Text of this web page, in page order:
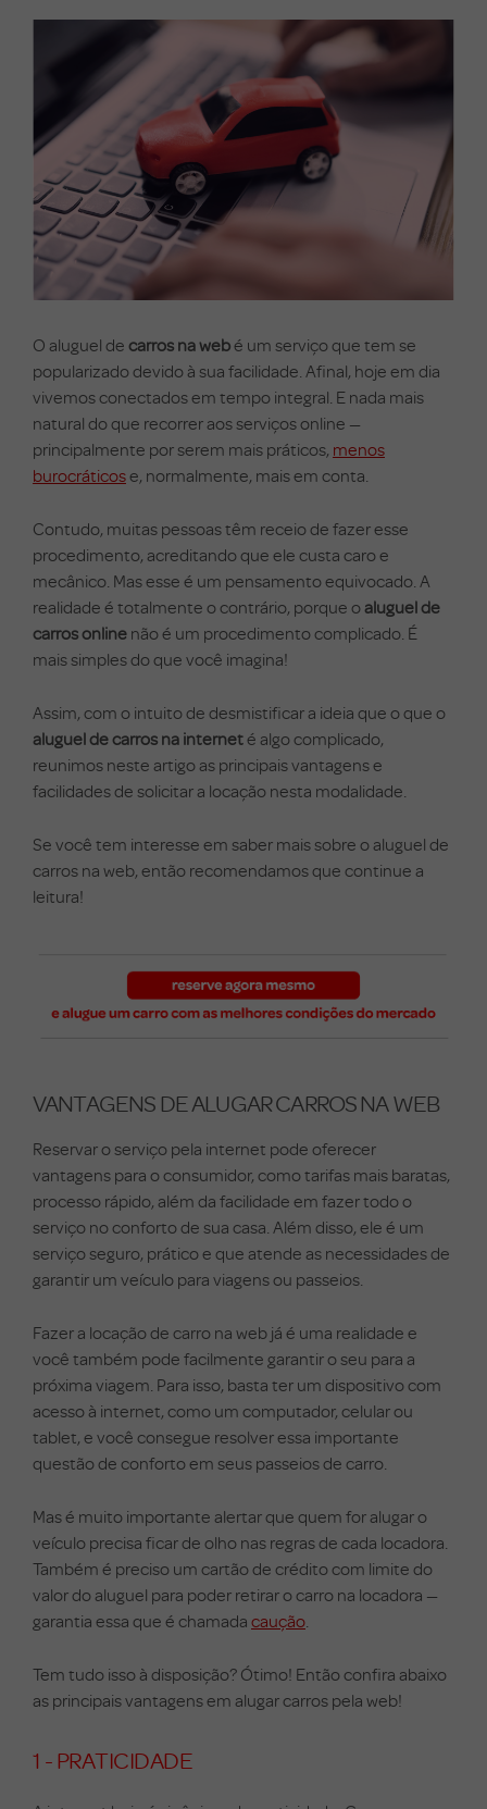
O aluguel de carros na webé um serviço que tem se
popularizado devido à sua facilidade. Afinal, hoje em dia
vivemos conectados em tempo integral. E nada mais
natural do que recorrer aos serviços online —
principalmente por serem mais práticos, menos
burocráticose, normalmente, mais em conta.
Contudo, muitas pessoas têm receio de fazer esse
procedimento, acreditando que ele custa caro e
mecânico. Mas esse é um pensamento equivocado. A
realidade é totalmente o contrário, porque o aluguel de
carros online não é um procedimento complicado. É
mais simples do que você imagina!
Assim, com o intuito de desmistificar a ideia que o que o
aluguel de carros na interneté algo complicado,
reunimos neste artigo as principais vantagens e
facilidades de solicitar a locação nesta modalidade.
Se você tem interesse em saber mais sobre o aluguel de
carros na web, então recomendamos que continue a
leitura!
VANTAGENS DE ALUGAR CARROS NA WEB
Reservar o serviço pela internet pode oferecer
vantagens para o consumidor, como tarifas mais baratas,
processo rápido, além da facilidade em fazer todo o
serviço no conforto de sua casa. Além disso, ele é um
serviço seguro, prático e que atende as necessidades de
garantir um veículo para viagens ou passeios.
Fazer a locação de carro na web já é uma realidade e
você também pode facilmente garantir o seu para a
próxima viagem. Para isso, basta ter um dispositivo com
acesso à internet, como um computador, celular ou
tablet, e você consegue resolver essa importante
questão de conforto em seus passeios de carro.
Mas é muito importante alertar que quem for alugar o
veículo precisa ficar de olho nas regras de cada locadora.
Também é preciso um cartão de crédito com limite do
valor do aluguel para poder retirar o carro na locadora —
garantia essa que é chamada caução
Tem tudo isso à disposição? Ótimo! Então confira abaixo
as principais vantagens em alugar carros pela web!
1 - PRATICIDADE